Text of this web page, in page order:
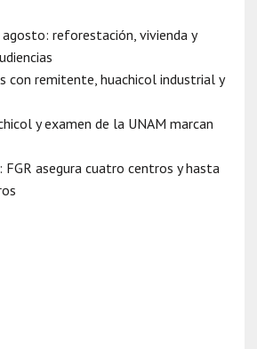
reforestación, vivienda y
con remitente, huachicol industrial y
y examen de la UNAM marcan
asegura cuatro centros y hasta